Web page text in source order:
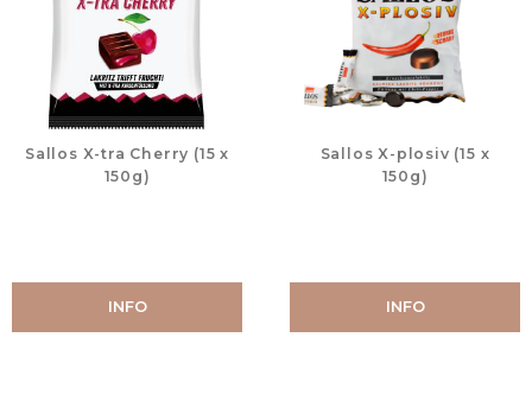
Sallos X-tra Cherry (15 x
150g)
INFO
Sallos X-plosiv (15 x
150g)
INFO